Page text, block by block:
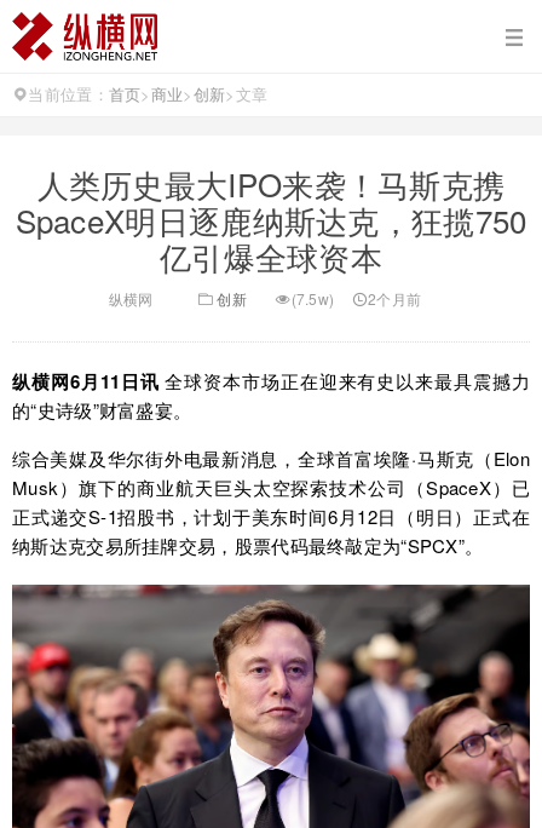
当前位置： 首页>商业>创新>文章
人类历史最大IPO来袭！马斯克携
SpaceX明日逐鹿纳斯达克，狂揽750
亿引爆全球资本
纵横网 创新 (7.5w) 2个月前
纵横网6月11日讯 全球资本市场正在迎来有史以来最具震撼力
的“史诗级”财富盛宴。
综合美媒及华尔街外电最新消息，全球首富埃隆·马斯克（Elon
Musk）旗下的商业航天巨头太空探索技术公司（SpaceX）已
正式递交S-1招股书，计划于美东时间6月12日（明日）正式在
纳斯达克交易所挂牌交易，股票代码最终敲定为“SPCX”。